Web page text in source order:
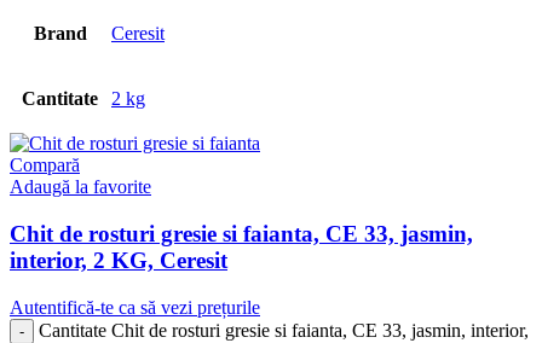
Brand Ceresit
Cantitate 2 kg
Compară
Adaugă la favorite
Chit de rosturi gresie si faianta, CE 33, jasmin,
interior, 2 KG, Ceresit
Autentifică-te ca să vezi prețurile
Cantitate Chit de rosturi gresie si faianta, CE 33, jasmin, interior,